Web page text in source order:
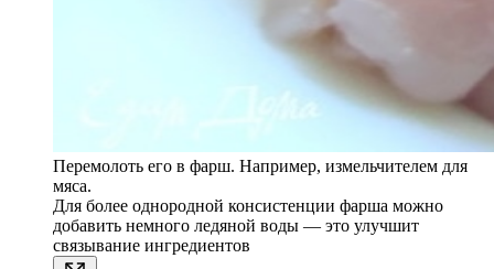
Перемолоть его в фарш. Например, измельчителем для
мяса.
Для более однородной консистенции фарша можно
добавить немного ледяной воды — это улучшит
связывание ингредиентов